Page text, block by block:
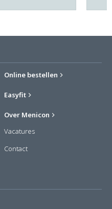
Online bestellen
Easyfit
Over Menicon
Vacatures
Contact